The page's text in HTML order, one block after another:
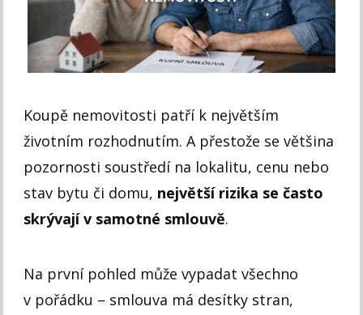
Koupě nemovitosti patří k největším
životním rozhodnutím. A přestože se většina
pozornosti soustředí na lokalitu, cenu nebo
stav bytu či domu, největší rizika se často
skrývají v samotné smlouvě.
Na první pohled může vypadat všechno
v pořádku – smlouva má desítky stran,